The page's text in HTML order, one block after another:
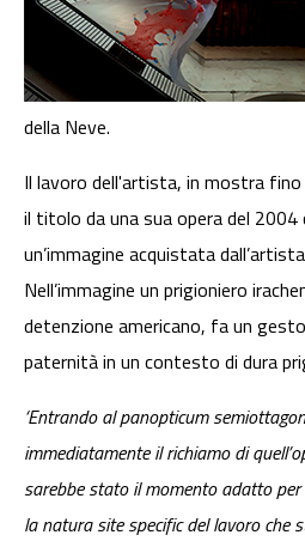
della Neve.
Il lavoro dell'artista, in mostra
il titolo da una sua opera del
un’immagine acquistata
Nell’immagine un prigioniero
detenzione americano, fa un
paternità in un contesto di dura
‘Entrando al panopticum
immediatamente il richiamo di
sarebbe stato il momento adatto
la natura site specific del lavoro che